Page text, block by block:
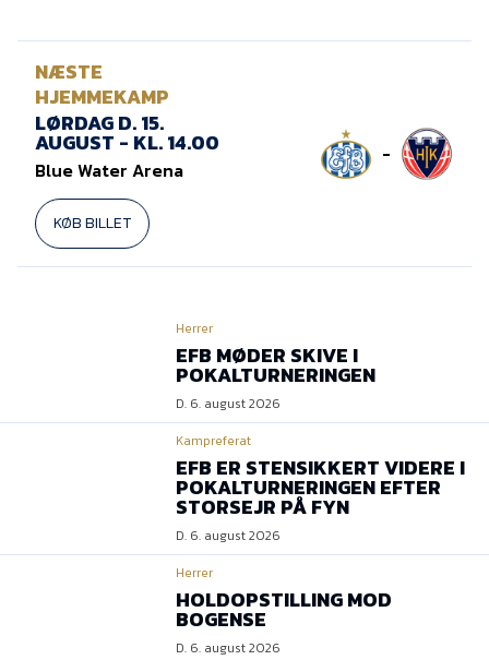
NÆSTE
HJEMMEKAMP
LØRDAG D. 15.
AUGUST - KL. 14.00
Blue Water Arena
KØB BILLET
-
Herrer
EFB MØDER SKIVE I
POKALTURNERINGEN
D. 6. august 2026
Kampreferat
EFB ER STENSIKKERT VIDERE I
POKALTURNERINGEN EFTER
STORSEJR PÅ FYN
D. 6. august 2026
Herrer
HOLDOPSTILLING MOD
BOGENSE
D. 6. august 2026